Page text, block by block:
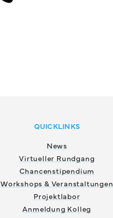
QUICKLINKS
News
Virtueller Rundgang
Chancenstipendium
Workshops & Veranstaltungen
Projektlabor
Anmeldung Kolleg